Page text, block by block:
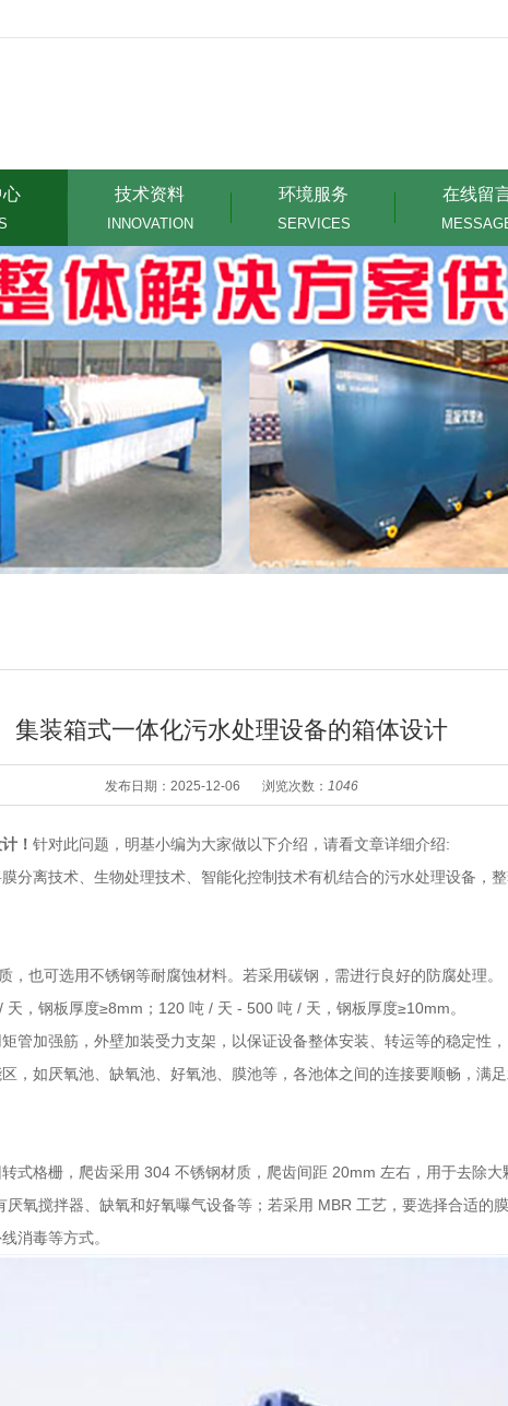
心 技术资料
INNOVATION
环境服务
SERVICES
在线留
集装箱式一体化污水处理设备的箱体设计
发布日期：2025-12-06 浏览次数： 1046
！ 针对此问题，明基小编为大家做以下介绍，请看文章详细介绍:
分离技术、生物处理技术、智能化控制技术有机结合的污水处理设备，
，也可选用不锈钢等耐腐蚀材料。若采用碳钢，需进行良好的防腐处理。
，钢板厚度≥8mm；120 吨 / 天 - 500 吨 / 天，钢板厚度≥10mm。
管加强筋，外壁加装受力支架，以保证设备整体安装、转运等的稳定性，
，如厌氧池、缺氧池、好氧池、膜池等，各池体之间的连接要顺畅，满
式格栅，爬齿采用 304 不锈钢材质，爬齿间距 20mm 左右，用于去除大
氧搅拌器、缺氧和好氧曝气设备等；若采用 MBR 工艺，要选择合适的
消毒等方式。